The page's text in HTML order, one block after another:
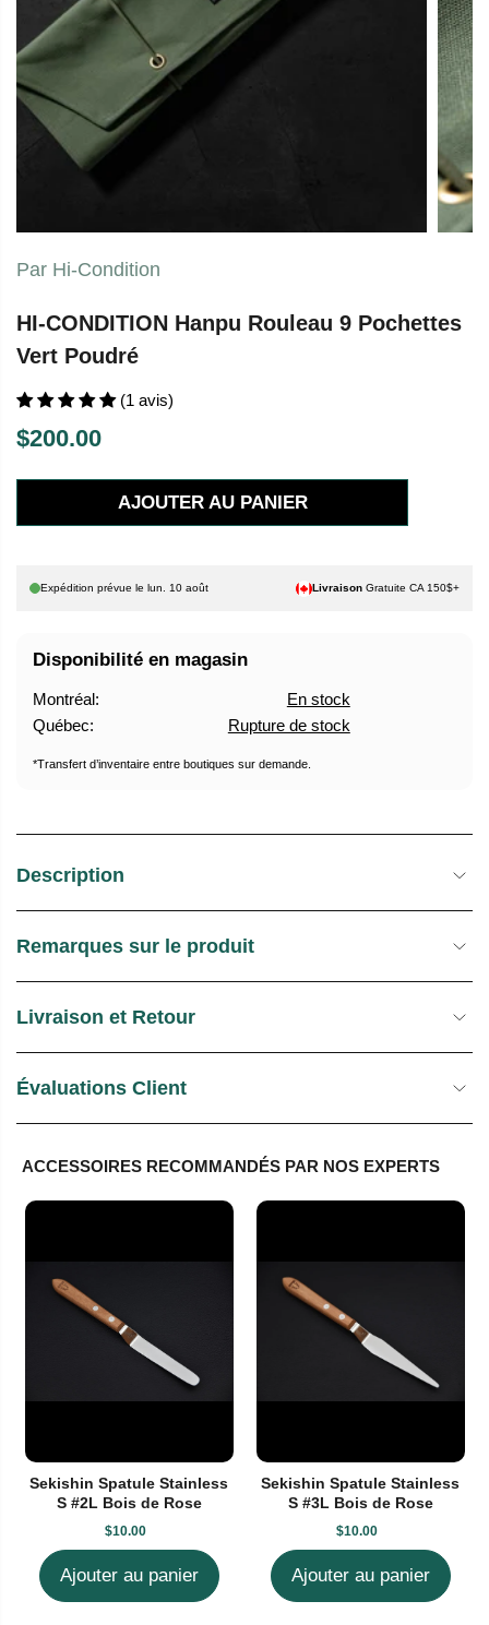
Par Hi-Condition
HI-CONDITION Hanpu Rouleau 9 Pochettes
Vert Poudré
(1 avis)
P
R
X
$200.00
AJOUTER AU PANIER
Expédition prévue le lun. 10 août Livraison Gratuite CA 150$+
Disponibilité en magasin
Montréal:
En stock
Québec:
Rupture de stock
*Transfert d’inventaire entre boutiques sur demande.
Description
Remarques sur le produit
Livraison et Retour
Évaluations Client
ACCESSOIRES RECOMMANDÉS PAR NOS EXPERTS
Sekishin Spatule Stainless
S #2L Bois de Rose
$10.00
Ajouter au panier
Sekishin Spatule Stainless
S #3L Bois de Rose
$10.00
Ajouter au panier